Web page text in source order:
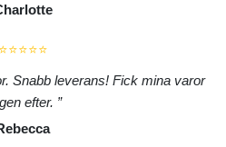
⭐⭐⭐⭐⭐
Snabb leverans! Fick mina varor
efter.